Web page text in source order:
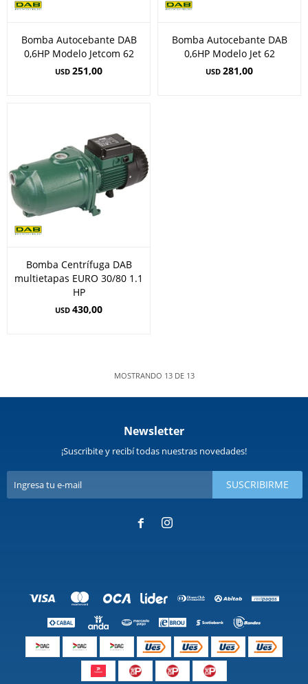
Bomba Autocebante DAB
0,6HP Modelo Jetcom 62
USD 251,00
Bomba Autocebante DAB
0,6HP Modelo Jet 62
USD 281,00
Bomba Centrífuga DAB
multietapas EURO 30/80 1.1
HP
USD 430,00
MOSTRANDO 13DE 13
Newsletter
¡Suscribite y recibí todas nuestras novedades!
SUSCRIBIRME
 